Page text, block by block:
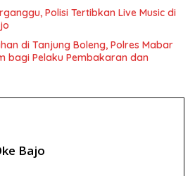
Polisi Tertibkan Live Music di
di Tanjung Boleng, Polres Mabar
bagi Pelaku Pembakaran dan
Bajo